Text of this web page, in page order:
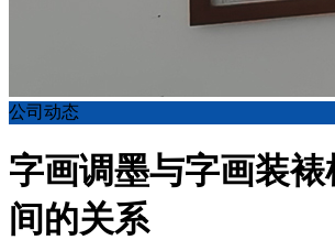
公司动态
字画调墨与字画装裱
间的关系